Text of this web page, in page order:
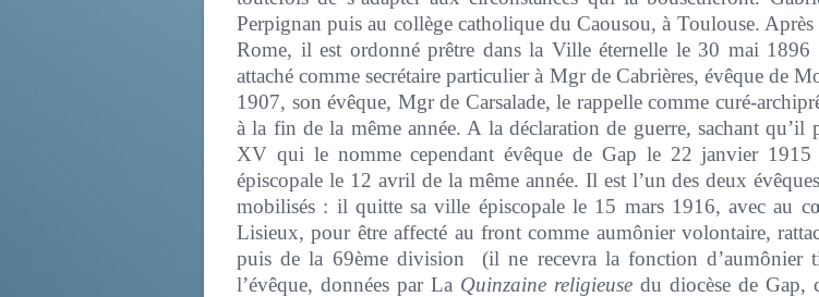
Perpignan puis au collège catholique du Caousou, à Toulouse. Après
Rome, il est ordonné prêtre dans la Ville éternelle le 30 mai
attaché comme secrétaire particulier à Mgr de Cabrières, évêque de
1907, son évêque, Mgr de Carsalade, le rappelle comme curé-
à la fin de la même année. A la déclaration de guerre, sachant
XV qui le nomme cependant évêque de Gap le 22 janvier
épiscopale le 12 avril de la même année. Il est l’un des deux
mobilisés : il quitte sa ville épiscopale le 15 mars 1916, avec au
Lisieux, pour être affecté au front comme aumônier volontaire,
puis de la 69ème division (il ne recevra la fonction
l’évêque, données par La Quinzaine religieuse du diocèse de Gap,